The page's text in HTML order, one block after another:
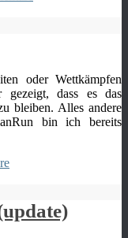
oder Wettkämpfen
gezeigt, dass es das
bleiben. Alles andere
bin ich bereits